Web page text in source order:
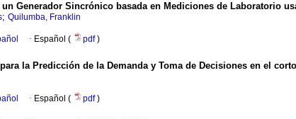
Generador Sincrónico basada en Mediciones de Laboratorio
; Quilumba, Franklin
· Español ( pdf)
la Predicción de la Demanda y Toma de Decisiones en el
· Español ( pdf)